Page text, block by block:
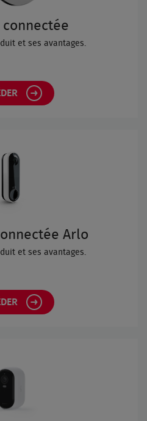
et ses avantages.
Arlo
et ses avantages.